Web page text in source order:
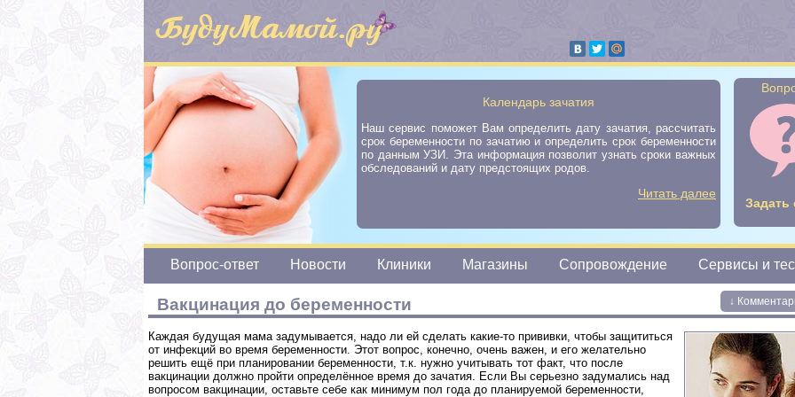
Календарь зачатия
Наш сервис поможет Вам определить дату зачатия, рассчитать
срок беременности по зачатию и определить срок беременности
по данным УЗИ. Эта информация позволит узнать сроки важных
обследований и дату предстоящих родов.
Читать далее
Задать
Вопрос-ответ Новости Клиники Магазины Сопровождение Сервисы и
↓
Вакцинация до беременности
Каждая будущая мама задумывается, надо ли ей сделать какие-то прививки, чтобы защититься
от инфекций во время беременности. Этот вопрос, конечно, очень важен, и его желательно
решить ещё при планировании беременности, т.к. нужно учитывать тот факт, что после
вакцинации должно пройти определённое время до зачатия. Если Вы серьезно задумались над
вопросом вакцинации, оставьте себе как минимум пол года до планируемой беременности,